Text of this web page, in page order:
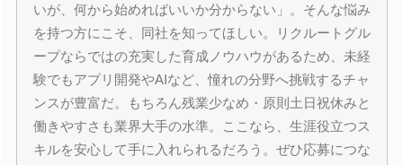
いが、何から始めればいいか分からない」。そんな悩み
を持つ方にこそ、同社を知ってほしい。リクルートグル
ープならではの充実した育成ノウハウがあるため、未経
験でもアプリ開発やAIなど、憧れの分野へ挑戦するチャ
ンスが豊富だ。もちろん残業少なめ・原則土日祝休みと
働きやすさも業界大手の水準。ここなら、生涯役立つス
キルを安心して手に入れられるだろう。ぜひ応募につな